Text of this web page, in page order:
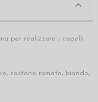
per realizzare i capelli
castano ramato, biondo,